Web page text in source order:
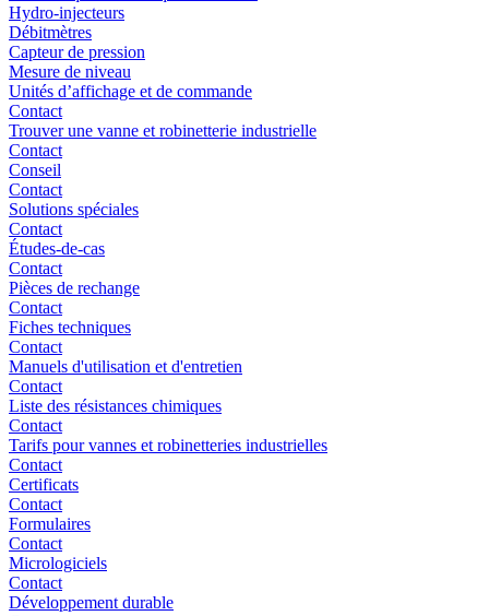
Hydro-injecteurs
Débitmètres
Capteur de pression
Mesure de niveau
Unités d’affichage et de commande
Contact
Trouver une vanne et robinetterie industrielle
Contact
Conseil
Contact
Solutions spéciales
Contact
Études-de-cas
Contact
Pièces de rechange
Contact
Fiches techniques
Contact
Manuels d'utilisation et d'entretien
Contact
Liste des résistances chimiques
Contact
Tarifs pour vannes et robinetteries industrielles
Contact
Certificats
Contact
Formulaires
Contact
Micrologiciels
Contact
Développement durable